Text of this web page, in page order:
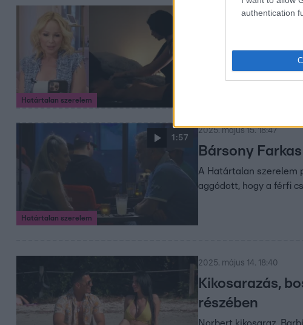
authentication
Határtalan szerelem
2025. május 15. 18:47
Még Köllő
Zsolti szerelmet
fordulatok és izzó
1:57
Határtalan szerelem
2025. május 15. 18:47
Bársony
A Határtalan szerelem
aggódott, hogy a férfi
2025. május 14. 18:40
Kikosarazás,
részében
Norbert kikosaraz,